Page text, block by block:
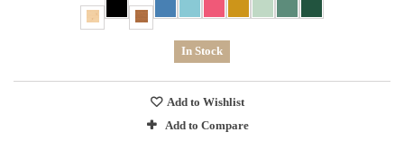
In Stock
Add to Wishlist
Add to Compare